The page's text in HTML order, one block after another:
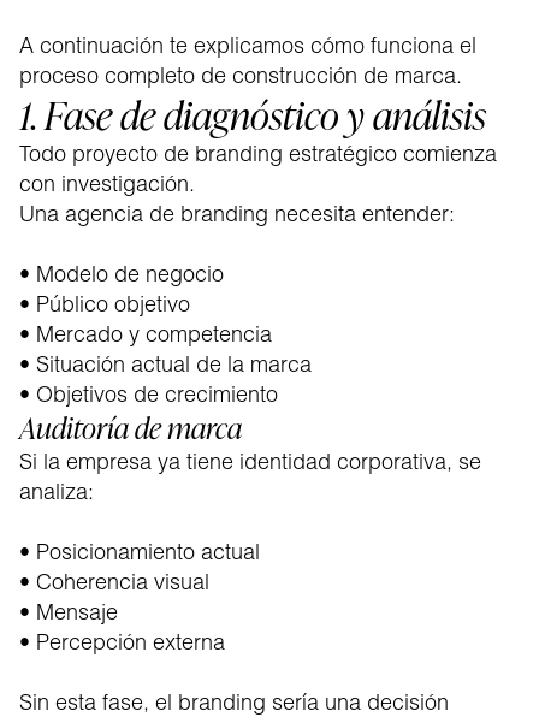
A continuación te explicamos cómo funciona el
proceso completo de construcción de marca.
1. Fase de diagnóstico y análisis
Todo proyecto de branding estratégico comienza
con investigación.
Una agencia de branding necesita entender:
• Modelo de negocio
• Público objetivo
• Mercado y competencia
• Situación actual de la marca
• Objetivos de crecimiento
Auditoría de marca
Si la empresa ya tiene identidad corporativa, se
analiza:
• Posicionamiento actual
• Coherencia visual
• Mensaje
• Percepción externa
Sin esta fase, el branding sería una decisión